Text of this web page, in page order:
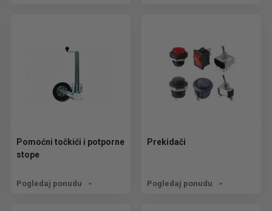
Pomoćni točkići i potporne
stope
Pogledaj ponudu
Prekidači
Pogledaj ponudu